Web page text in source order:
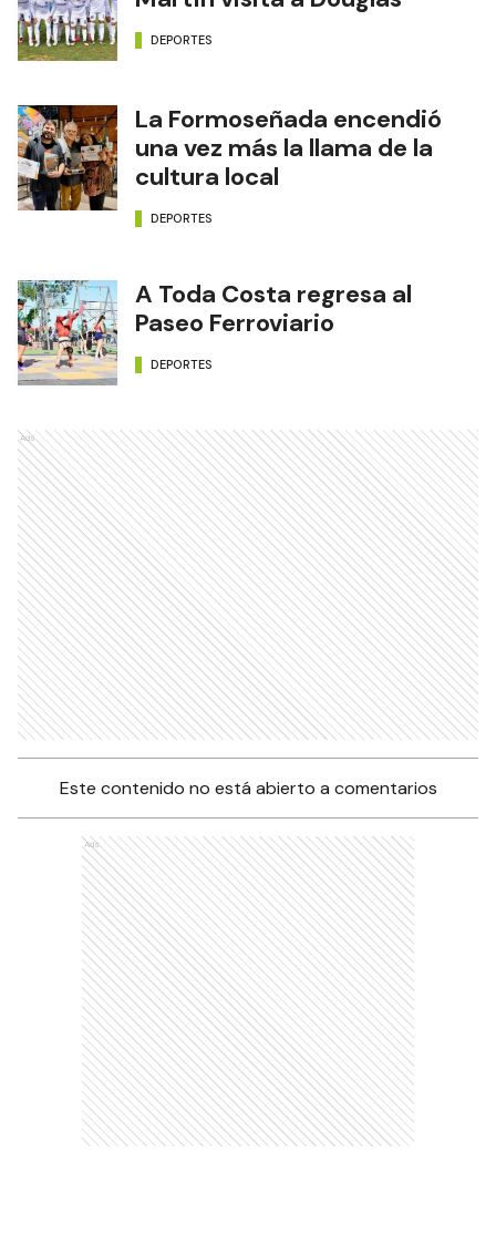
DEPORTES
La Formoseñada encendió
una vez más la llama de la
cultura local
DEPORTES
A Toda Costa regresa al
Paseo Ferroviario
DEPORTES
Ads
Este contenido no está abierto a comentarios
Ads